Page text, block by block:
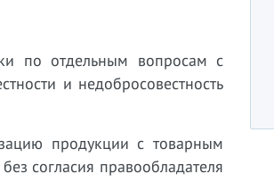
по отдельным вопросам с
и недобросовестность
продукции с товарным
согласия правообладателя